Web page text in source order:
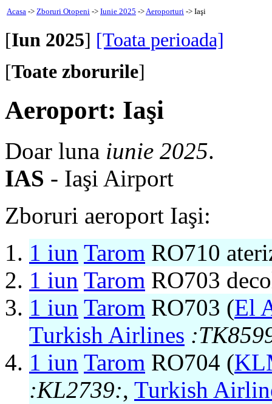
Acasa -> Zboruri Otopeni -> Iunie 2025 ->Aeroporturi -> Iaşi
[Iun 2025] [Toata perioada]
[Toate zborurile]
Aeroport: Iaşi
Doar luna iunie 2025.
IAS - Iaşi Airport
Zboruri aeroport Iaşi:
1 iun Tarom RO710
1 iun Tarom RO703
1 iun Tarom RO703 (El
Turkish Airlines
1 iun Tarom RO704 (
:KL2739:, Turkish